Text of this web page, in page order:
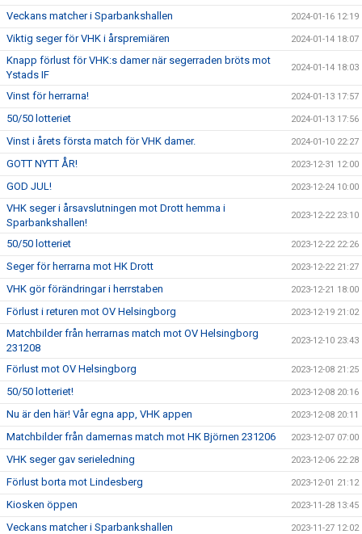
Veckans matcher i Sparbankshallen 2024-01-16 12:19
Viktig seger för VHK i årspremiären 2024-01-14 18:07
Knapp förlust för VHK:s damer när segerraden bröts mot
Ystads IF
2024-01-14 18:03
Vinst för herrarna! 2024-01-13 17:57
50/50 lotteriet 2024-01-13 17:56
Vinst i årets första match för VHK damer. 2024-01-10 22:27
GOTT NYTT ÅR! 2023-12-31 12:00
GOD JUL! 2023-12-24 10:00
VHK seger i årsavslutningen mot Drott hemma i
Sparbankshallen!
2023-12-22 23:10
50/50 lotteriet 2023-12-22 22:26
Seger för herrarna mot HK Drott 2023-12-22 21:27
VHK gör förändringar i herrstaben 2023-12-21 18:00
Förlust i returen mot OV Helsingborg 2023-12-19 21:02
Matchbilder från herrarnas match mot OV Helsingborg
231208
2023-12-10 23:43
Förlust mot OV Helsingborg 2023-12-08 21:25
50/50 lotteriet! 2023-12-08 20:16
Nu är den här! Vår egna app, VHK appen 2023-12-08 20:11
Matchbilder från damernas match mot HK Björnen 231206 2023-12-07 07:00
VHK seger gav serieledning 2023-12-06 22:28
Förlust borta mot Lindesberg 2023-12-01 21:12
Kiosken öppen 2023-11-28 13:45
Veckans matcher i Sparbankshallen 2023-11-27 12:02